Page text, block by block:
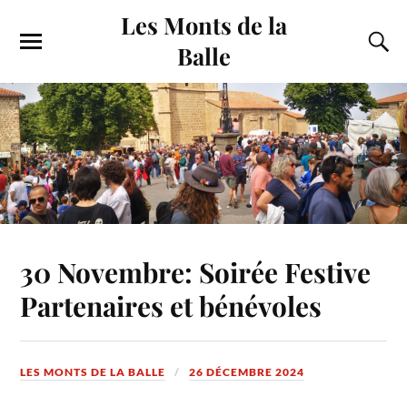
Les Monts de la
Balle
30 Novembre: Soirée Festive
Partenaires et bénévoles
LES MONTS DE LA BALLE 26 DÉCEMBRE 2024